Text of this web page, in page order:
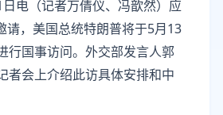
电（记者万倩仪、冯歆然）应
请，美国总统特朗普将于5月13
行国事访问。外交部发言人郭
者会上介绍此访具体安排和中